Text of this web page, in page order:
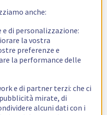
anche:
di personalizzazione:
la vostra
preferenze e
la performance delle
e di partner terzi: che ci
mirate, di
alcuni dati con i